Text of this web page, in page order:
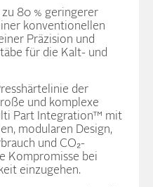
zu 80 % geringerer
konventionellen
Präzision und
für die Kalt- und
der
und komplexe
Part Integration™ mit
modularen Design,
und CO₂-
Kompromisse bei
einzugehen.